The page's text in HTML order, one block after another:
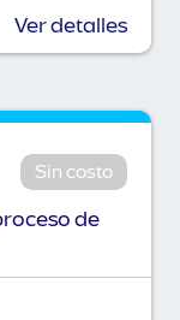
Ver detalles
Sin costo
de